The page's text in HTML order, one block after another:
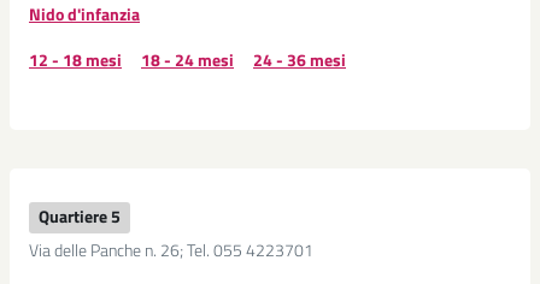
Nido d'infanzia
12 - 18 mesi
18 - 24 mesi 24 - 36 mesi
Quartiere 5
Via delle Panche n. 26; Tel. 055 4223701